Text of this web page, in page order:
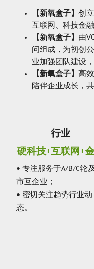
【新氧盒子】 创
互联网、科技金
【新氧盒子】 由
问组成，为初创
业加强团队建设
【新氧盒子】 高
陪伴企业成长，
行业
硬科技+互联网+
• 专注服务于A/B/C轮
市互企业；
• 密切关注趋势行业动
态。